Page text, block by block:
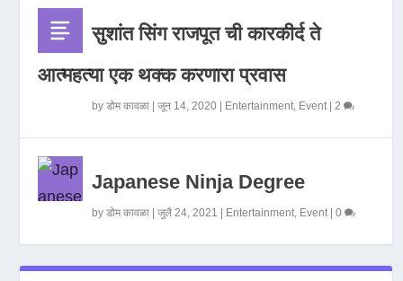
सुशांत सिंग राजपूत ची कारकीर्द ते
आत्महत्या एक थक्क करणारा प्रवास
byडोम कावळा |जून 14, 2020 Entertainment, Event|2
Japanese Ninja Degree
byडोम कावळा |जुलै 24, 2021 Entertainment, Event|0